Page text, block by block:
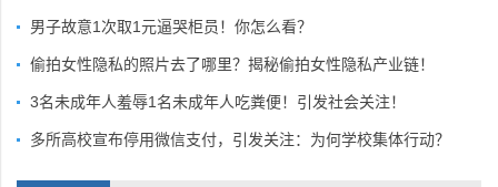
男子故意1次取1元逼哭柜员！你怎么看？
偷拍女性隐私的照片去了哪里？揭秘偷拍女性隐私产业链！
3名未成年人羞辱1名未成年人吃粪便！引发社会关注！
多所高校宣布停用微信支付，引发关注：为何学校集体行动？